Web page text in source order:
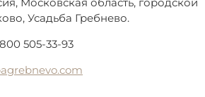
Усадьба Гребнево.
505-33-93